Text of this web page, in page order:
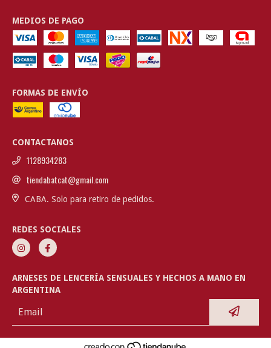
MEDIOS DE PAGO
FORMAS DE ENVÍO
CONTACTANOS
1128934283
tiendabatcat@gmail.com
CABA. Solo para retiro de pedidos.
REDES SOCIALES
ARNESES DE LENCERÍA SENSUALES Y HECHOS A MANO EN
ARGENTINA